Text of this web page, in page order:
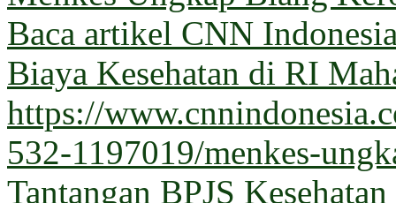
Baca artikel CNN
Biaya Kesehatan di RI
https://
532-1197019/menkes-
Tantangan BPJS